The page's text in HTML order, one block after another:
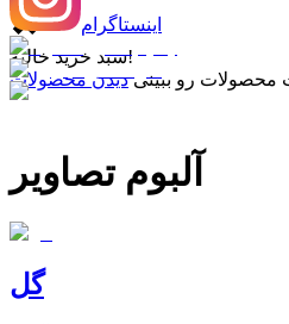
✖
سبد خرید خالیه!
محصولات رو ببینی
اینستاگرام
آلبوم تصاویر
گل